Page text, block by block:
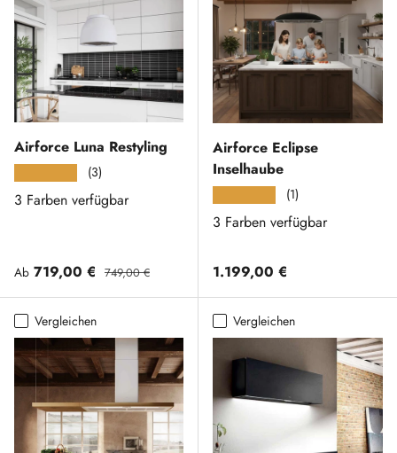
Airforce Luna Restyling
(3)
3 Farben verfügbar
Verkaufspreis
Ab 719,00 € Normaler Preis
749,00 €
Airforce Eclipse
Inselhaube
(1)
3 Farben verfügbar
Normaler Preis
1.199,00 €
Vergleichen Vergleichen